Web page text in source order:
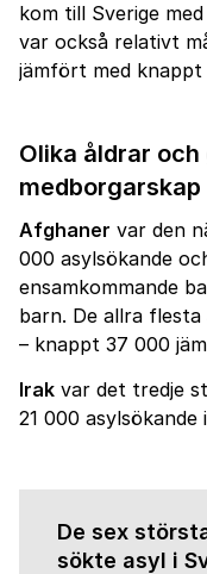
kom till Sverige
var också relativt
jämfört med knappt
Olika åldrar
medborgarskap
Afghaner var den
000 asylsökande
ensamkommande
barn. De allra
– knappt 37 000
Irak var det tredje
21 000 asylsökande
De sex
sökte asyl i